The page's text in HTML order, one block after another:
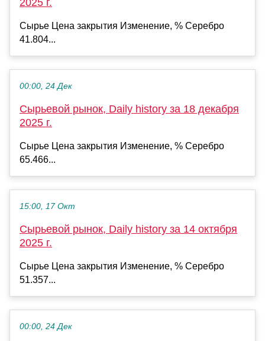
Сырье Цена закрытия Изменение, % Серебро
41.804...
00:00, 24 Дек
Сырьевой рынок, Daily history за 18 декабря
2025 г.
Сырье Цена закрытия Изменение, % Серебро
65.466...
15:00, 17 Окт
Сырьевой рынок, Daily history за 14 октября
2025 г.
Сырье Цена закрытия Изменение, % Серебро
51.357...
00:00, 24 Дек